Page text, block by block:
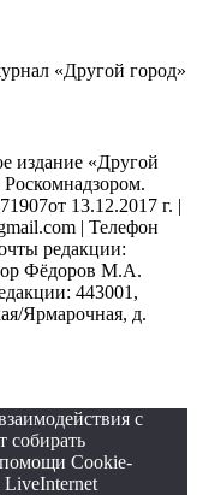
«Другой город»
издание «Другой
Роскомнадзором.
13.12.2017 г. |
| Телефон
редакции:
Фёдоров М.А.
443001,
Ярмарочная, д.
с
помощи Cookie-